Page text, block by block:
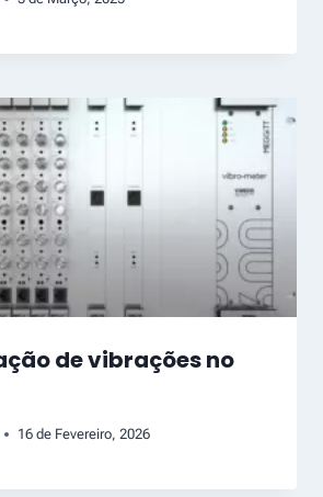
de vibrações no
16 de Fevereiro, 2026